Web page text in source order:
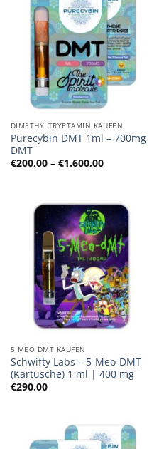
DIMETHYLTRYPTAMIN KAUFEN
Purecybin DMT 1ml – 700mg
DMT
€200,00 – €1.600,00Preisspanne:
5 MEO DMT KAUFEN
Schwifty Labs – 5-Meo-DMT
(Kartusche) 1 ml | 400 mg
€290,00